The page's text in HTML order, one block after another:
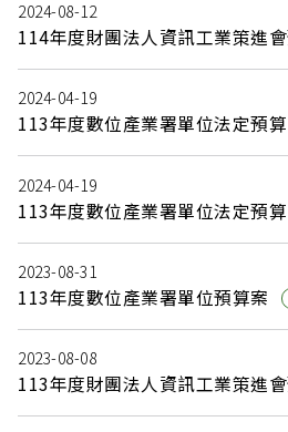
2024-08-12
114年度財團法人資訊工業策進
2024-04-19
113年度數位產業署單位法定預算
2024-04-19
113年度數位產業署單位法定預算
2023-08-31
113年度數位產業署單位預算案
2023-08-08
113年度財團法人資訊工業策進